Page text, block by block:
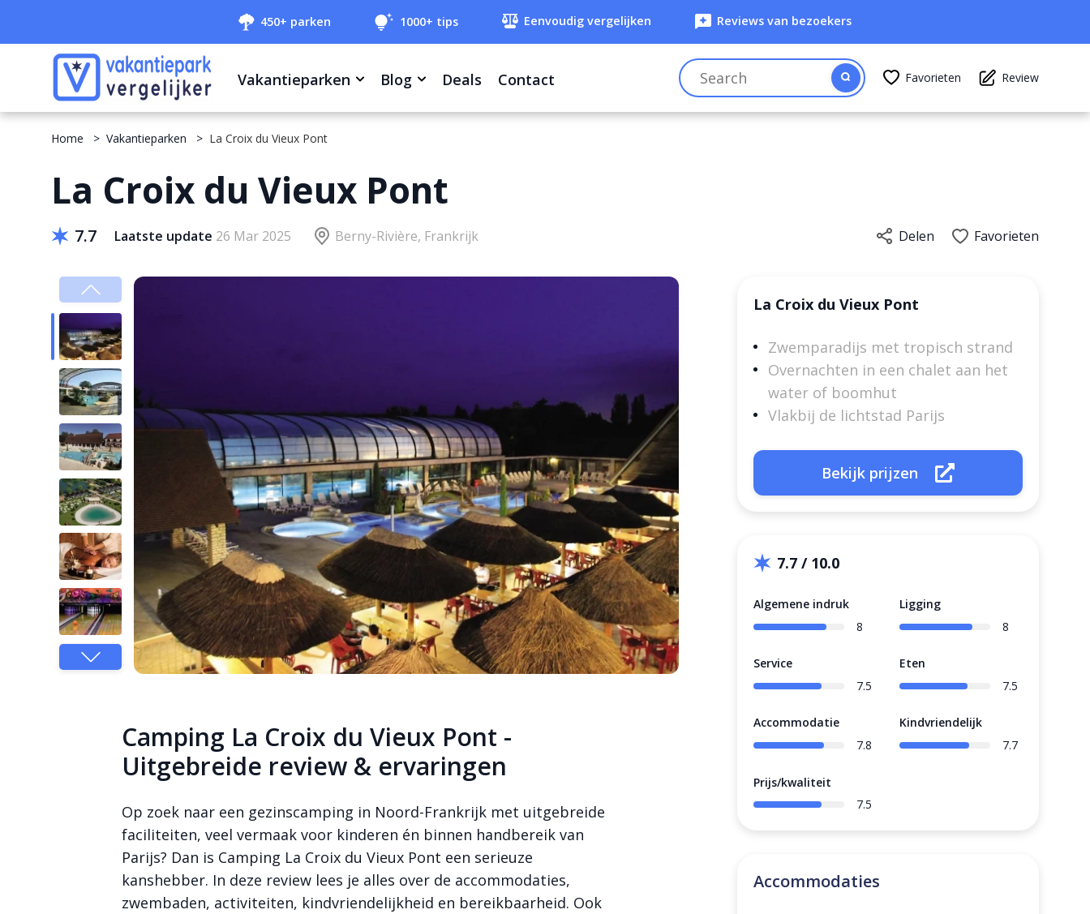
450+ parken 1000+ tips Eenvoudig vergelijken Reviews van bezoekers
Vakantieparken Blog Deals Contact Favorieten Review
Home Vakantieparken La Croix du Vieux Pont
La Croix du Vieux Pont
7.7 Laatste update 26 Mar 2025 Berny-Rivière, Frankrijk Delen Favorieten
Camping La Croix du Vieux Pont -
Uitgebreide review & ervaringen
Op zoek naar een gezinscamping in Noord-Frankrijk met uitgebreide
faciliteiten, veel vermaak voor kinderen én binnen handbereik van
Parijs? Dan is Camping La Croix du Vieux Pont een serieuze
kanshebber. In deze review lees je alles over de accommodaties,
zwembaden, activiteiten, kindvriendelijkheid en bereikbaarheid. Ook
La Croix du Vieux Pont
Zwemparadijs met tropisch strand
Overnachten in een chalet aan het
water of boomhut
Vlakbij de lichtstad Parijs
Bekijk prijzen
7.7 / 10.0
Algemene indruk
8
Ligging
8
Service
7.5
Eten
7.5
Accommodatie
7.8
Kindvriendelijk
7.7
Prijs/kwaliteit
7.5
Accommodaties